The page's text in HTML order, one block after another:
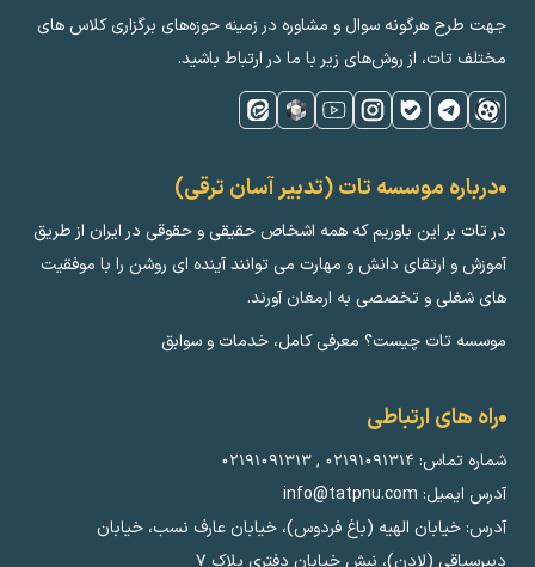
جهت طرح هرگونه سوال و مشاوره در زمینه‌ حوزه‌های برگزاری کلاس ‌های
مختلف تات، از روش‌های زیر با ما در ارتباط باشید.
درباره موسسه تات (تدبیر آسان ترقی)
در تات بر این باوریم که همه اشخاص حقیقی و حقوقی در ایران از طریق
آموزش و ارتقای دانش و مهارت می توانند آینده ای روشن را با موفقیت
های شغلی و تخصصی به ارمغان آورند.
موسسه تات چیست؟ معرفی کامل، خدمات و سوابق
راه های ارتباطی
شماره تماس: ۰۲۱۹۱۰۹۱۳۱۴ ,۰۲۱۹۱۰۹۱۳۱۳
آدرس ایمیل: info@tatpnu.com
آدرس: خیابان الهيه (باغ فردوس)، خیابان عارف نسب، خیابان
دبیرسیاقی (لادن)، نبش خیابان دفتری پلاک ٧